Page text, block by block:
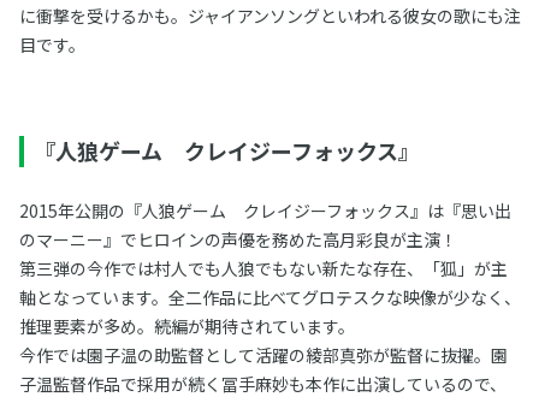
に衝撃を受けるかも。ジャイアンソングといわれる彼女の歌にも注
目です。
『人狼ゲーム クレイジーフォックス』
2015年公開の『人狼ゲーム クレイジーフォックス』は『思い出
のマーニー』でヒロインの声優を務めた高月彩良が主演！
第三弾の今作では村人でも人狼でもない新たな存在、「狐」が主
軸となっています。全二作品に比べてグロテスクな映像が少なく、
推理要素が多め。続編が期待されています。
今作では園子温の助監督として活躍の綾部真弥が監督に抜擢。園
子温監督作品で採用が続く冨手麻妙も本作に出演しているので、